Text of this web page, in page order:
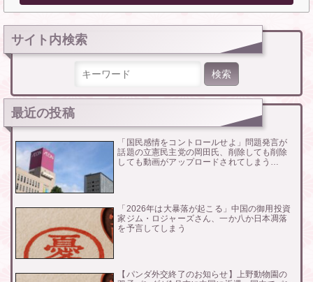
サイト内検索
最近の投稿
「国民感情をコントロールせよ」問題発言が
話題の立憲民主党の岡田氏、削除しても削除
しても動画がアップロードされてしまう…
「2026年は大暴落が起こる」中国の御用投資
家ジム・ロジャーズさん、一か八か日本凋落
を予言してしまう
【パンダ外交終了のお知らせ】上野動物園の